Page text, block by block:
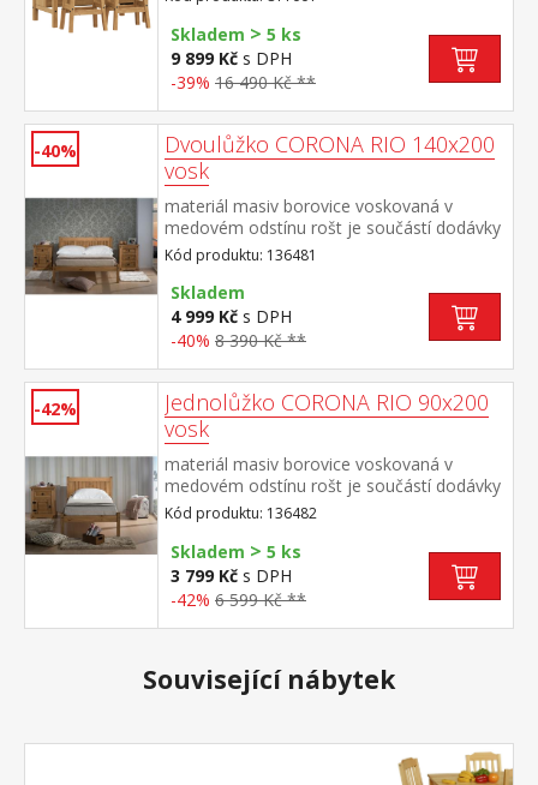
odstínu rozměr ostrůvku (š/h/v) 126 × 77 ×
91 cm, 1 police rozměr barové stoličky
(š/h/v) 44 × 30 × 63 cm součást sestavy
Corona 2
Skladem > 5 ks
9 899 Kč s DPH
-39% 16 490 Kč **
-40%
Dvoulůžko CORONA RIO 140x200
vosk
materiál masiv borovice voskovaná v
medovém odstínu rošt je součástí dodávky
doporučený rozměr matrace 140 × 200 cm
součást sestavy Corona
Kód produktu: 136481
Skladem
4 999 Kč s DPH
-40% 8 390 Kč **
-42%
Jednolůžko CORONA RIO 90x200
vosk
materiál masiv borovice voskovaná v
medovém odstínu rošt je součástí dodávky
doporučený rozměr matrace 90 × 200 cm
součást sestavy Corona
Kód produktu: 136482
Skladem > 5 ks
3 799 Kč s DPH
-42% 6 599 Kč **
Související nábytek